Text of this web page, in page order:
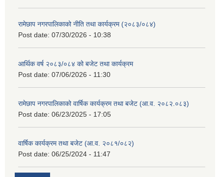
रामेछाप नगरपालिकाको नीति तथा कार्यक्रम (२०८३/०८४)
Post date: 07/30/2026 - 10:38
आर्थिक वर्ष २०८३/०८४ को बजेट तथा कार्यक्रम
Post date: 07/06/2026 - 11:30
रामेछाप नगरपालिकाको वार्षिक कार्यक्रम तथा बजेट (आ.व. २०८२.०८३)
Post date: 06/23/2025 - 17:05
वार्षिक कार्यक्रम तथा बजेट (आ.व. २०८१/०८२)
Post date: 06/25/2024 - 11:47